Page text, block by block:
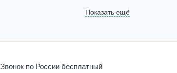
Показать ещё
Звонок по России бесплатный